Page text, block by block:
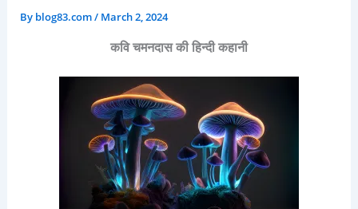
By blog83.com/ March 2, 2024
कवि चमनदास की हिन्दी कहानी